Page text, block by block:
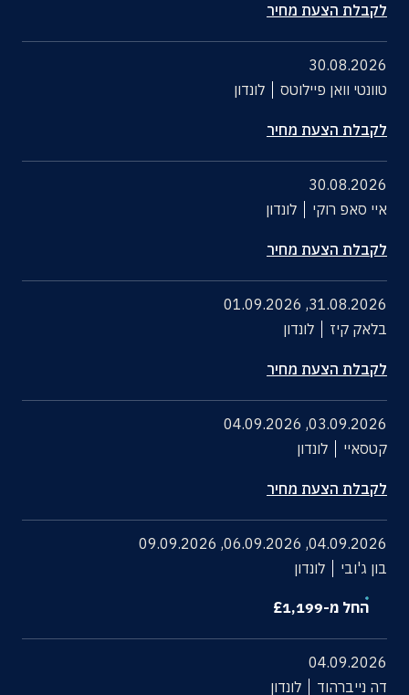
לקבלת הצעת מחיר
30.08.2026
טוונטי וואן פיילוטס
לונדון
לקבלת הצעת מחיר
30.08.2026
איי סאפ רוקי
לונדון
לקבלת הצעת מחיר
31.08.2026
,
01.09.2026
בלאק קיז
לונדון
לקבלת הצעת מחיר
03.09.2026
,
04.09.2026
קטסאיי
לונדון
לקבלת הצעת מחיר
04.09.2026
,
06.09.2026
,
09.09.2026
בון ג'ובי
לונדון
החל מ-1,199
£
04.09.2026
דה נייברהוד
לונדון